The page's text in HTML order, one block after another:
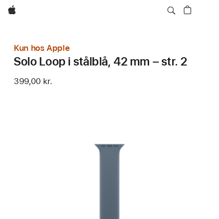
Apple
Kun hos Apple
Solo Loop i stålblå, 42 mm – str. 2
399,00 kr.